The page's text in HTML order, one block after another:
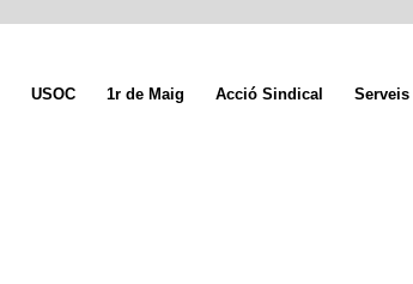
USOC 1r de Maig Acció Sindical Serveis